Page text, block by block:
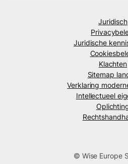
Juridisch
Juridische
Klachten
Sitemap
Verklaring
Intellectueel
© Wise Europe